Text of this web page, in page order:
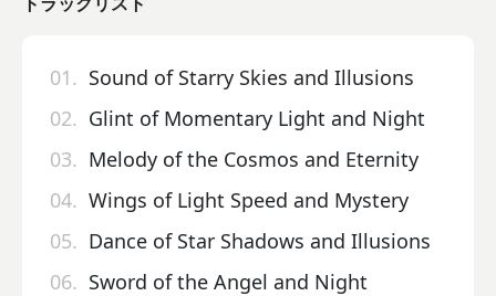
01. Sound of Starry Skies and Illusions
02. Glint of Momentary Light and Night
03. Melody of the Cosmos and Eternity
04. Wings of Light Speed and Mystery
05. Dance of Star Shadows and Illusions
06. Sword of the Angel and Night